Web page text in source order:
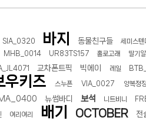
SIA_0320 바지 동물친구들 세미스텐
MHB_0014 UR83TS157 홀로고래 딸기알
교차폰트픽 빅에이 레일
우키즈 스누픈 VIA_0027 양복정
뉴썸바디 보석 니트비니
여리여리 배기 OCTOBER 전
프렌치프라이(L) - 원팡
널 KMW23551 KWW23552 - 원팡
왕복픽업 까지 - 원팡